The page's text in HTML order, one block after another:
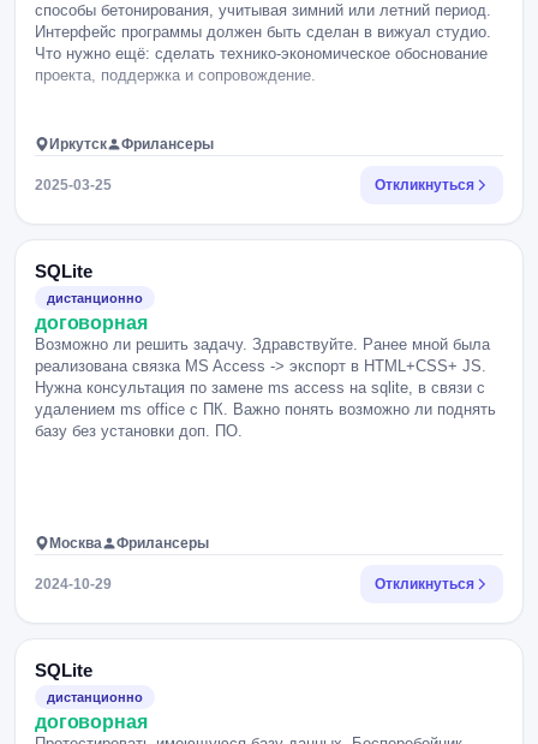
способы бетонирования, учитывая зимний или летний период.
Интерфейс программы должен быть сделан в вижуал студио.
Что нужно ещё: сделать технико-экономическое обоснование
проекта, поддержка и сопровождение.
Иркутск Фрилансеры
2025-03-25 Откликнуться
SQLite
дистанционно
договорная
Возможно ли решить задачу. Здравствуйте. Ранее мной была
реализована связка MS Access -> экспорт в HTML+CSS+ JS.
Нужна консультация по замене ms access на sqlite, в связи с
удалением ms office c ПК. Важно понять возможно ли поднять
базу без установки доп. ПО.
Москва Фрилансеры
2024-10-29 Откликнуться
SQLite
дистанционно
договорная